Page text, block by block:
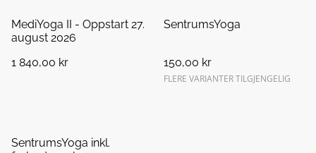
MediYoga II - Oppstart 27.
august 2026
1 840,00 kr
SentrumsYoga
150,00 kr
FLERE VARIANTER TILGJENGELIG
SentrumsYoga inkl.